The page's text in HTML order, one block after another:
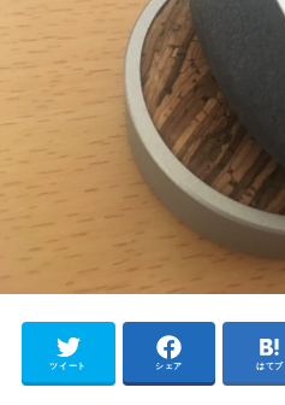
ツイート シェア はてブ